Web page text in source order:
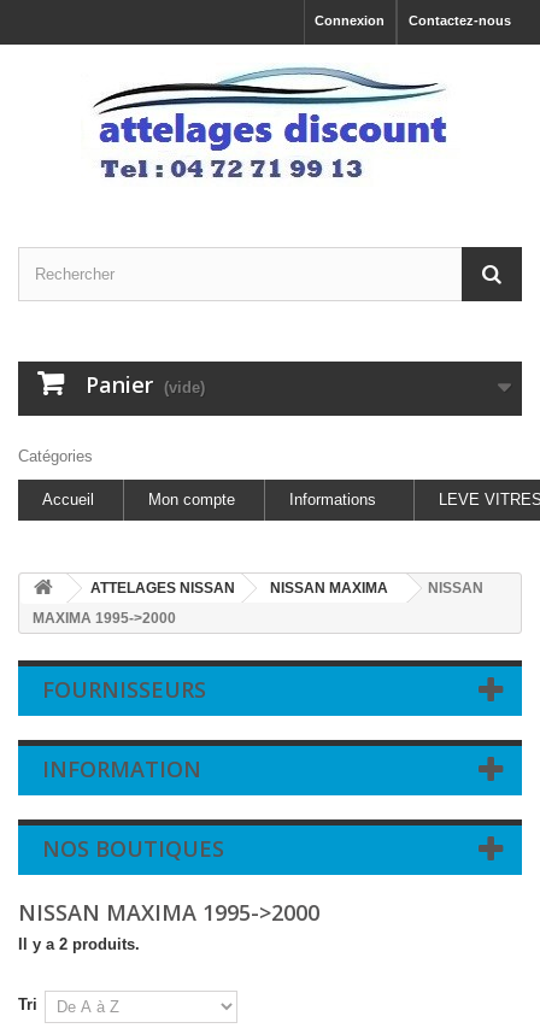
Contactez-nous
Connexion
Panier (vide)
Catégories
Accueil Mon compte Informations LEVE
ATTELAGES NISSAN NISSAN MAXIMA
NISSAN
MAXIMA 1995->2000
FOURNISSEURS
INFORMATION
NOS BOUTIQUES
NISSAN MAXIMA 1995->2000
Il y a 2 produits.
Tri